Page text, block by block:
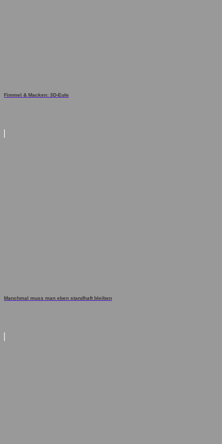
Fimmel & Macken: 3D-Eule
Manchmal muss man eben standhaft bleiben